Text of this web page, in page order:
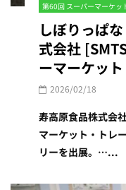
第60回 スーパーマーケッ
しぼりっぱ
式会社
ーマーケッ
2026/02/18
寿高原食品株式会
マーケット・トレ
リーを出展。…...